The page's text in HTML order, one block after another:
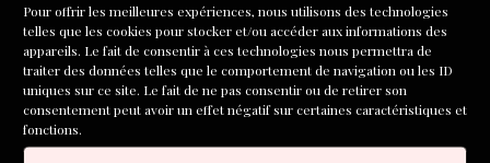
Pour offrir les meilleures expériences, nous utilisons des technologies
telles que les cookies pour stocker et/ou accéder aux informations des
appareils. Le fait de consentir à ces technologies nous permettra de
traiter des données telles que le comportement de navigation ou les ID
uniques sur ce site. Le fait de ne pas consentir ou de retirer son
consentement peut avoir un effet négatif sur certaines caractéristiques et
fonctions.
LAURÉATS DU CONCOURS DE
POÉSIE 2026